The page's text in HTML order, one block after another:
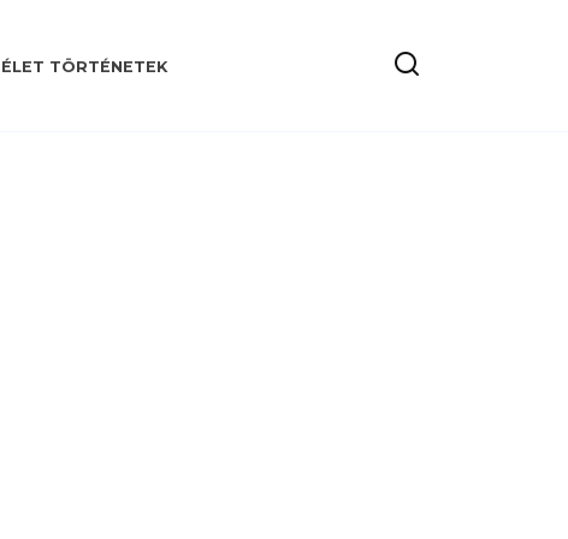
ÉLET TÖRTÉNETEK